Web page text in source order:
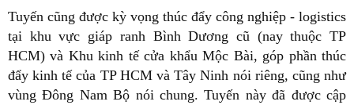
Tuyến cũng được kỳ vọng thúc đẩy công nghiệp - logistics
tại khu vực giáp ranh Bình Dương cũ (nay thuộc TP
HCM) và Khu kinh tế cửa khẩu Mộc Bài, góp phần thúc
đẩy kinh tế của TP HCM và Tây Ninh nói riêng, cũng như
vùng Đông Nam Bộ nói chung. Tuyến này đã được cập